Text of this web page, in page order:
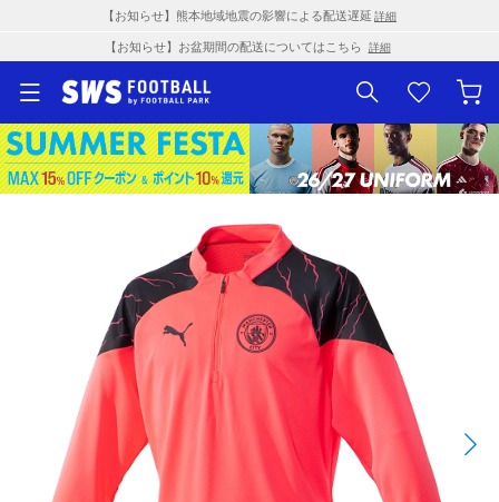
【お知らせ】熊本地域地震の影響による配送遅延 詳細
【お知らせ】お盆期間の配送についてはこちら 詳細